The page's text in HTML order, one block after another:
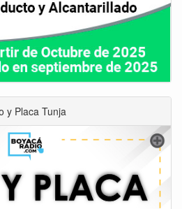
y Placa Tunja